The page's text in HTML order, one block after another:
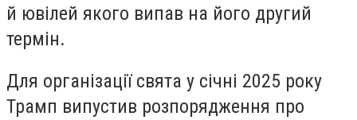
й ювілей якого випав на його другий
термін.
Для організації свята у січні 2025 року
Трамп випустив розпорядження про